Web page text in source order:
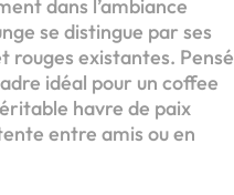
dans l’ambiance
se distingue par ses
rouges existantes. Pensé
idéal pour un coffee
havre de paix
entre amis ou en